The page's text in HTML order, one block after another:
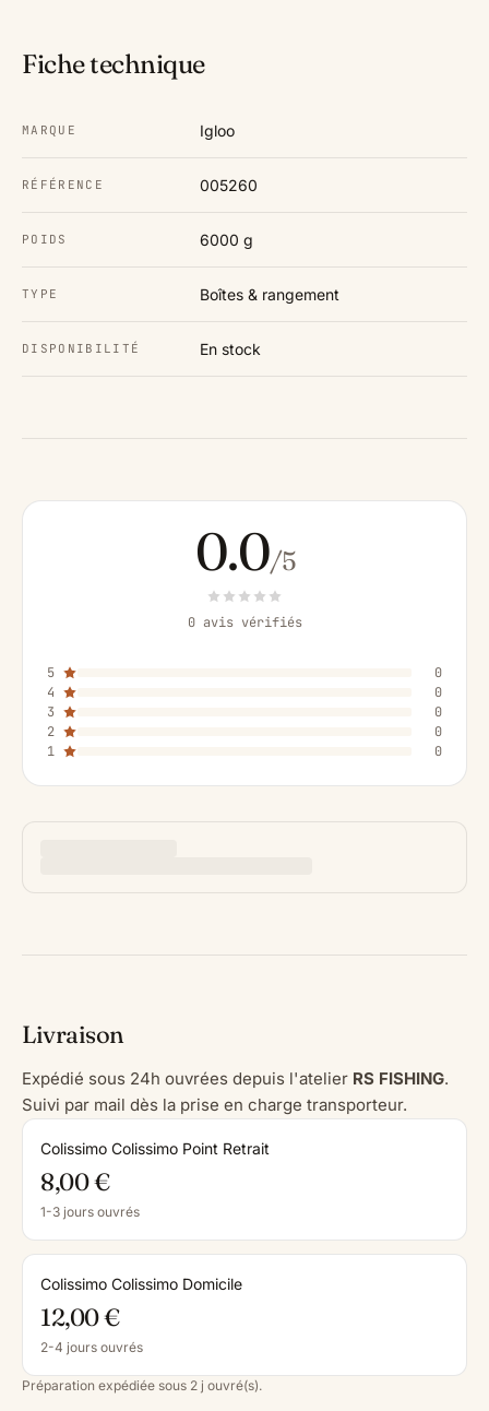
Fiche technique
MARQUE Igloo
RÉFÉRENCE 005260
POIDS 6000 g
TYPE Boîtes & rangement
DISPONIBILITÉ En stock
0.0/5
0 avis vérifiés
5
0
4
0
3
0
2
0
1
0
Livraison
Expédié sous 24h ouvrées depuis l'atelier RS FISHING.
Suivi par mail dès la prise en charge transporteur.
Colissimo Colissimo Point Retrait
8,00 €
1-3 jours ouvrés
Colissimo Colissimo Domicile
12,00 €
2-4 jours ouvrés
Préparation expédiée sous 2 j ouvré(s).